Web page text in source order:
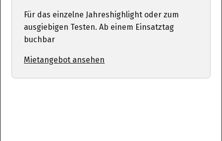
Für das einzelne Jahreshighlight oder zum
ausgiebigen Testen. Ab einem Einsatztag
buchbar
Mietangebot ansehen